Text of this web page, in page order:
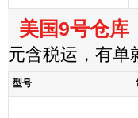
美国9号仓库
元含税运，有单
型号